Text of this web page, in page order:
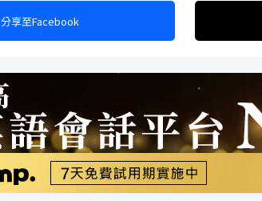
分享至Facebook